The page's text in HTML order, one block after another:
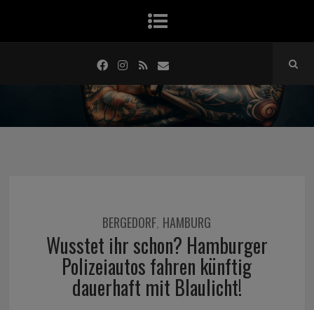
BERGEDORF, HAMBURG
Wusstet ihr schon? Hamburger
Polizeiautos fahren künftig
dauerhaft mit Blaulicht!